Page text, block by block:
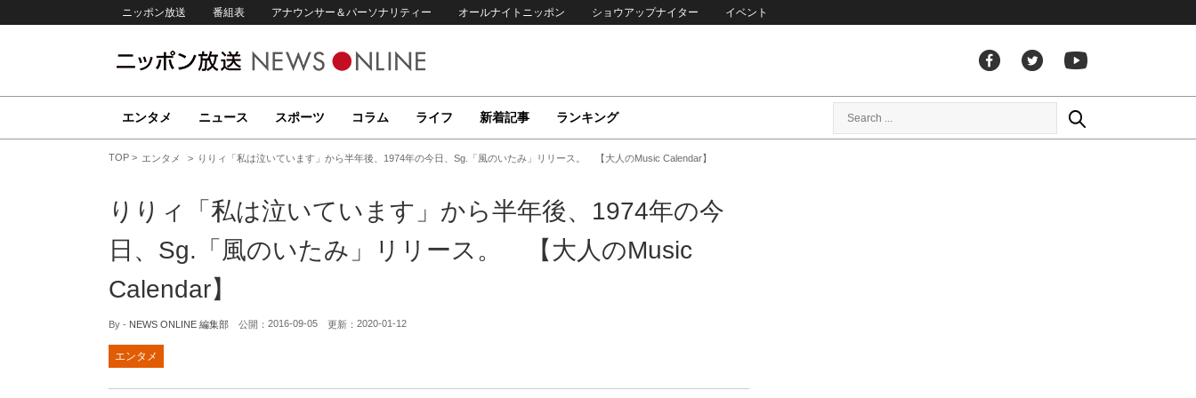
ニッポン放送 番組表 アナウンサー＆パーソナリティー オールナイトニッポン ショウアップナイター イベント
エンタメ ニュース スポーツ コラム ライフ 新着記事 ランキング
TOP エンタメ りりィ「私は泣いています」から半年後、1974年の今日、Sg.「風のいたみ」リリース。 【大人のMusic Calendar】
りりィ「私は泣いています」から半年後、1974年の今
日、Sg.「風のいたみ」リリース。 【大人のMusic
Calendar】
By - NEWS ONLINE 編集部 公開： 2016-09-05 更新： 2020-01-12
エンタメ